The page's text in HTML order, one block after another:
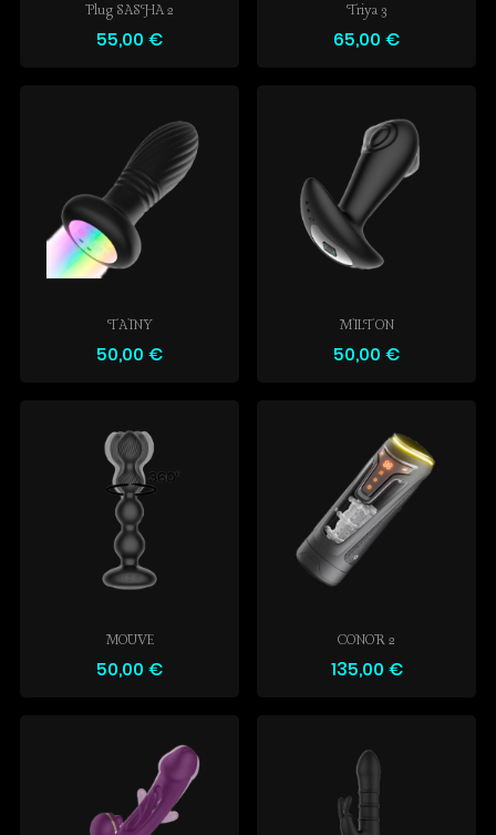
Plug SASHA 2
55,00 €
Triya 3
65,00 €
TAINY
50,00 €
MILTON
50,00 €
MOUVE
50,00 €
CONOR 2
135,00 €